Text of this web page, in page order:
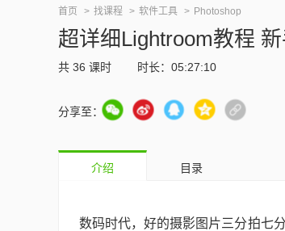
首页 找课程 软件工具 Photoshop
超详细Lightroom教程
共 36 课时 时长：05:27:10
分享至：
介绍 目录
数码时代，好的摄影图片三分拍七